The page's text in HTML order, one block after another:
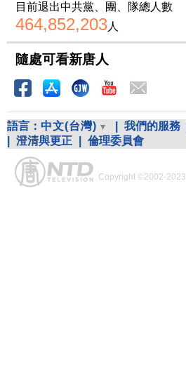
目前退出中共黨、團、隊總人數
464,852,203人
隨處可看新唐人
語言： 中文(台灣) 我們的服務
澄清與更正 倫理委員會
Copyright ©2002-2023